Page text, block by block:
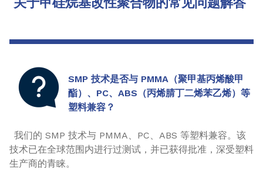
SMP 技术是否与 PMMA（聚甲基丙烯酸甲
酯）、PC、ABS（丙烯腈丁二烯苯乙烯）等
塑料兼容？
我们的 SMP 技术与 PMMA、PC、ABS 等塑料兼容。该
技术已在全球范围内进行过测试，并已获得批准，深受塑料
生产商的青睐。